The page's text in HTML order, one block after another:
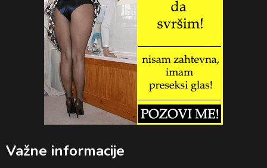
Važne informacije